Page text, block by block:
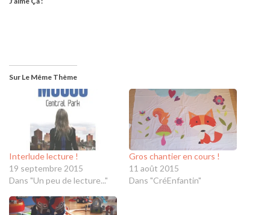
Sur Le Même Thème
Interlude lecture !
19 septembre 2015
Dans "Un peu de lecture..."
Gros chantier en cours !
11 août 2015
Dans "CréEnfantin"